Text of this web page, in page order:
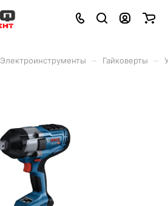
Электроинструменты Гайковерты